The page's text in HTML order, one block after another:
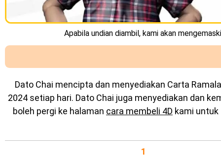
Apabila undian diambil, kami akan
Dato Chai mencipta dan menyediakan Carta
2024 setiap hari. Dato Chai juga menyediakan dan
boleh pergi ke halaman cara membeli 4D kami
1